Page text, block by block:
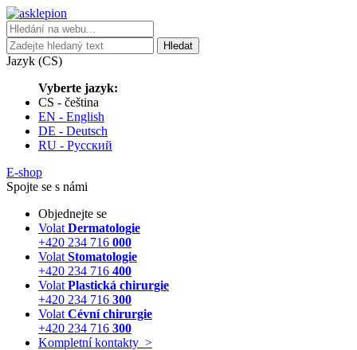
Hledat
Jazyk (CS)
Vyberte jazyk:
CS - čeština
EN - English
DE - Deutsch
RU - Русский
E-shop
Spojte se s námi
Objednejte se
Volat Dermatologie
+420 234 716 000
Volat Stomatologie
+420 234 716 400
Volat Plastická chirurgie
+420 234 716 300
Volat Cévní chirurgie
+420 234 716 300
Kompletní kontakty >